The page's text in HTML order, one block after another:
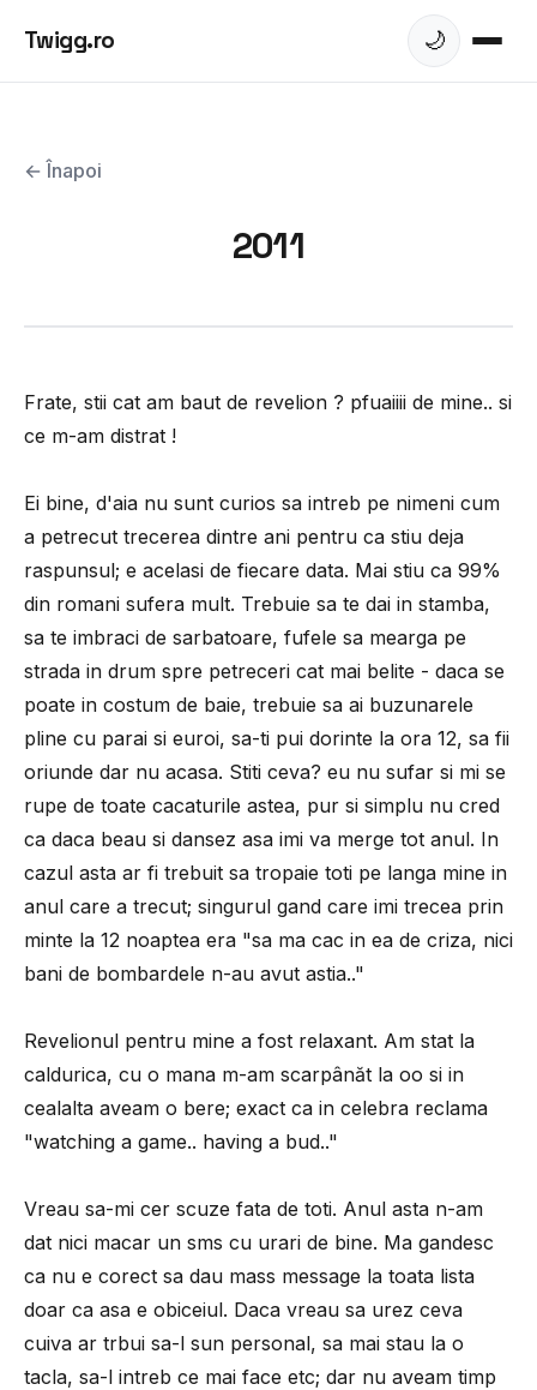
Twigg.ro 🌙
← Înapoi
2011
Frate, stii cat am baut de revelion ? pfuaiiii de mine.. si
ce m-am distrat !
Ei bine, d'aia nu sunt curios sa intreb pe nimeni cum
a petrecut trecerea dintre ani pentru ca stiu deja
raspunsul; e acelasi de fiecare data. Mai stiu ca 99%
din romani sufera mult. Trebuie sa te dai in stamba,
sa te imbraci de sarbatoare, fufele sa mearga pe
strada in drum spre petreceri cat mai belite - daca se
poate in costum de baie, trebuie sa ai buzunarele
pline cu parai si euroi, sa-ti pui dorinte la ora 12, sa fii
oriunde dar nu acasa. Stiti ceva? eu nu sufar si mi se
rupe de toate cacaturile astea, pur si simplu nu cred
ca daca beau si dansez asa imi va merge tot anul. In
cazul asta ar fi trebuit sa tropaie toti pe langa mine in
anul care a trecut; singurul gand care imi trecea prin
minte la 12 noaptea era "sa ma cac in ea de criza, nici
bani de bombardele n-au avut astia.."
Revelionul pentru mine a fost relaxant. Am stat la
caldurica, cu o mana m-am scarpânăt la oo si in
cealalta aveam o bere; exact ca in celebra reclama
"watching a game.. having a bud.."
Vreau sa-mi cer scuze fata de toti. Anul asta n-am
dat nici macar un sms cu urari de bine. Ma gandesc
ca nu e corect sa dau mass message la toata lista
doar ca asa e obiceiul. Daca vreau sa urez ceva
cuiva ar trbui sa-l sun personal, sa mai stau la o
tacla, sa-l intreb ce mai face etc; dar nu aveam timp